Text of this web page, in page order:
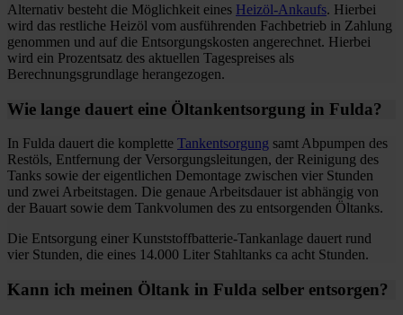
Alternativ besteht die Möglichkeit eines Heizöl-Ankaufs. Hierbei
wird das restliche Heizöl vom ausführenden Fachbetrieb in Zahlung
genommen und auf die Entsorgungskosten angerechnet. Hierbei
wird ein Prozentsatz des aktuellen Tagespreises als
Berechnungsgrundlage herangezogen.
Wie lange dauert eine Öltankentsorgung in Fulda?
In Fulda dauert die komplette Tankentsorgung samt Abpumpen des
Restöls, Entfernung der Versorgungsleitungen, der Reinigung des
Tanks sowie der eigentlichen Demontage zwischen vier Stunden
und zwei Arbeitstagen. Die genaue Arbeitsdauer ist abhängig von
der Bauart sowie dem Tankvolumen des zu entsorgenden Öltanks.
Die Entsorgung einer Kunststoffbatterie-Tankanlage dauert rund
vier Stunden, die eines 14.000 Liter Stahltanks ca acht Stunden.
Kann ich meinen Öltank in Fulda selber entsorgen?